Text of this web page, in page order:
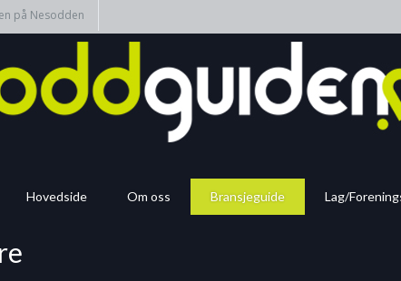
på Nesodden
Hovedside Om oss Bransjeguide Lag/